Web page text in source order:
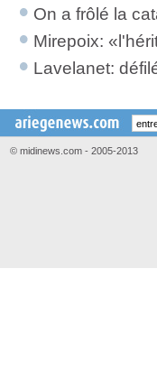
On a frôlé la
Mirepoix:
Lavelanet:
© midinews.com - 2005-2013